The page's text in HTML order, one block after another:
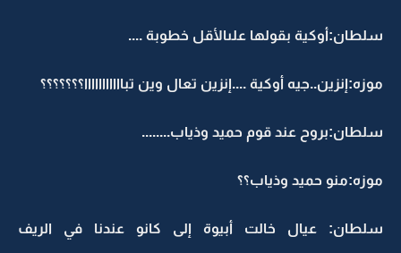
سلطان:أوكية بقولها علىالأقل خطوبة ....
موزه:إنزين..جيه أوكية ....إنزين تعال وين تبااااااااااا؟؟؟؟؟؟؟
سلطان:بروح عند قوم حميد وذياب........
موزه:منو حميد وذياب؟؟
سلطان: عيال خالت أبيوة إلى كانو عندنا في الريف